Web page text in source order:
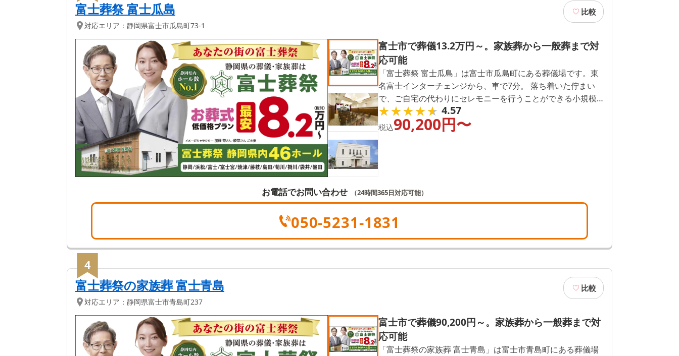
富士葬祭 富士瓜島
対応エリア： 静岡県富士市瓜島町73-1
比較
富士市で葬儀13.2万円～。家族葬から一般葬まで対
応可能
「富士葬祭 富士瓜島」は富士市瓜島町にある葬儀場です。東
名富士インターチェンジから、車で7分。 落ち着いた佇まい
で、ご自宅の代わりにセレモニーを行うことができる小規模
ながらも充実の設備を誇る式場です。
★★★★★
★★★★★ 4.57
税込90,200円〜
お電話でお問い合わせ （24時間365日対応可能）
050-5231-1831
4
富士葬祭の家族葬 富士青島
対応エリア： 静岡県富士市青島町237
比較
富士市で葬儀90,200円～。家族葬から一般葬まで対
応可能
「富士葬祭の家族葬 富士青島」は富士市青島町にある葬儀場